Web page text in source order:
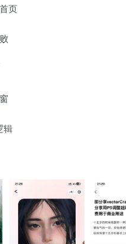
页
辑